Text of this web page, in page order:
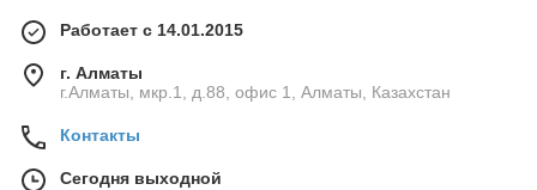
Работает с 14.01.2015
г. Алматы
г.Алматы, мкр.1, д.88, офис 1, Алматы, Казахстан
Контакты
Сегодня выходной